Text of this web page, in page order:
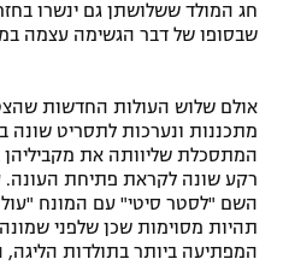
תגיות
המגזין
חג המולד ששלושתן גם ינשרו
שבסופו של דבר הגשימה עצמה
אולם שלוש העולות החדשות
מתכננות ונערכות לתסריט
המתסכלת שליוותה את
רקע שונה לקראת פתיחת העונה.
השם "לסטר סיטי" עם המונח
תהיות מסוימות שכן שלפני
המפתיעה ביותר בתולדות הליגה,